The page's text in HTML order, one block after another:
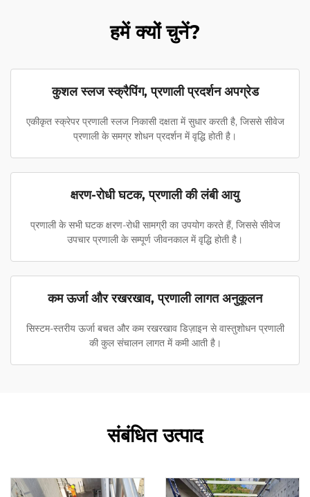
हमें क्यों चुनें?
कुशल स्लज स्क्रैपिंग, प्रणाली प्रदर्शन अपग्रेड
एकीकृत स्क्रेपर प्रणाली स्लज निकासी दक्षता में सुधार करती है, जिससे सीवेज
प्रणाली के समग्र शोधन प्रदर्शन में वृद्धि होती है।
क्षरण-रोधी घटक, प्रणाली की लंबी आयु
प्रणाली के सभी घटक क्षरण-रोधी सामग्री का उपयोग करते हैं, जिससे सीवेज
उपचार प्रणाली के सम्पूर्ण जीवनकाल में वृद्धि होती है।
कम ऊर्जा और रखरखाव, प्रणाली लागत अनुकूलन
सिस्टम-स्तरीय ऊर्जा बचत और कम रखरखाव डिज़ाइन से वास्तुशोधन प्रणाली
की कुल संचालन लागत में कमी आती है।
संबंधित उत्पाद